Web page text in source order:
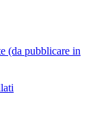
(da pubblicare in